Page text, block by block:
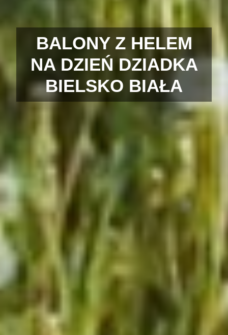
BALONY Z HELEM
NA DZIEŃ DZIADKA
BIELSKO BIAŁA